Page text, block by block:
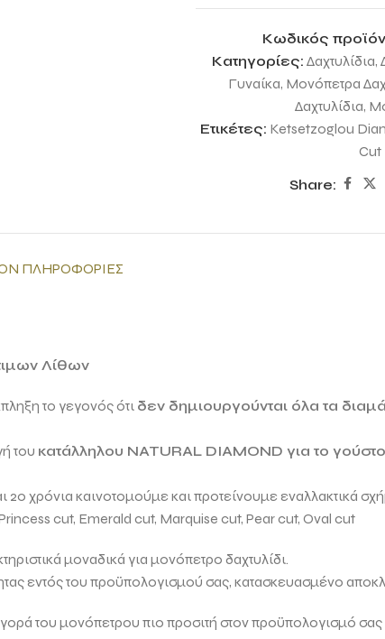
Κωδικός
Κατηγορίες: Δαχτυλίδια,
Γυναίκα, Μονόπετρα
Δαχτυλίδια,
Ετικέτες: Ketsetzoglou
Cut
Share:
ΠΛΗΡΟΦΟΡΊΕΣ
Λίθων
το γεγονός ότι δεν δημιουργούνται όλα τα
του κατάλληλου NATURAL DIAMOND για το
χρόνια καινοτομούμε και προτείνουμε εναλλακτικά
cut, Emerald cut, Marquise cut, Pear cut, Oval cut
μοναδικά για μονόπετρο δαχτυλίδι.
εντός του προϋπολογισμού σας, κατασκευασμένο
του μονόπετρου πιο προσιτή στον προϋπολογισμό σας